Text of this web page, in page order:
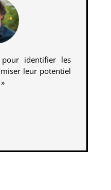
identifier les
leur potentiel